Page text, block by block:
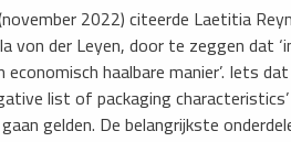
2022) citeerde Laetitia
der Leyen, door te zeggen dat
haalbare manier’. Iets
list of packaging
gelden. De belangrijkste